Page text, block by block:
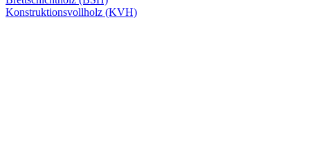
Konstruktionsvollholz (KVH)